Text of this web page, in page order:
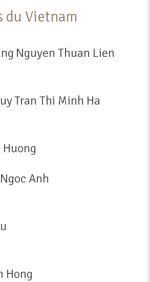
du Vietnam
Nguyen Thuan Lien
Tran Thi Minh Ha
Anh
Hong